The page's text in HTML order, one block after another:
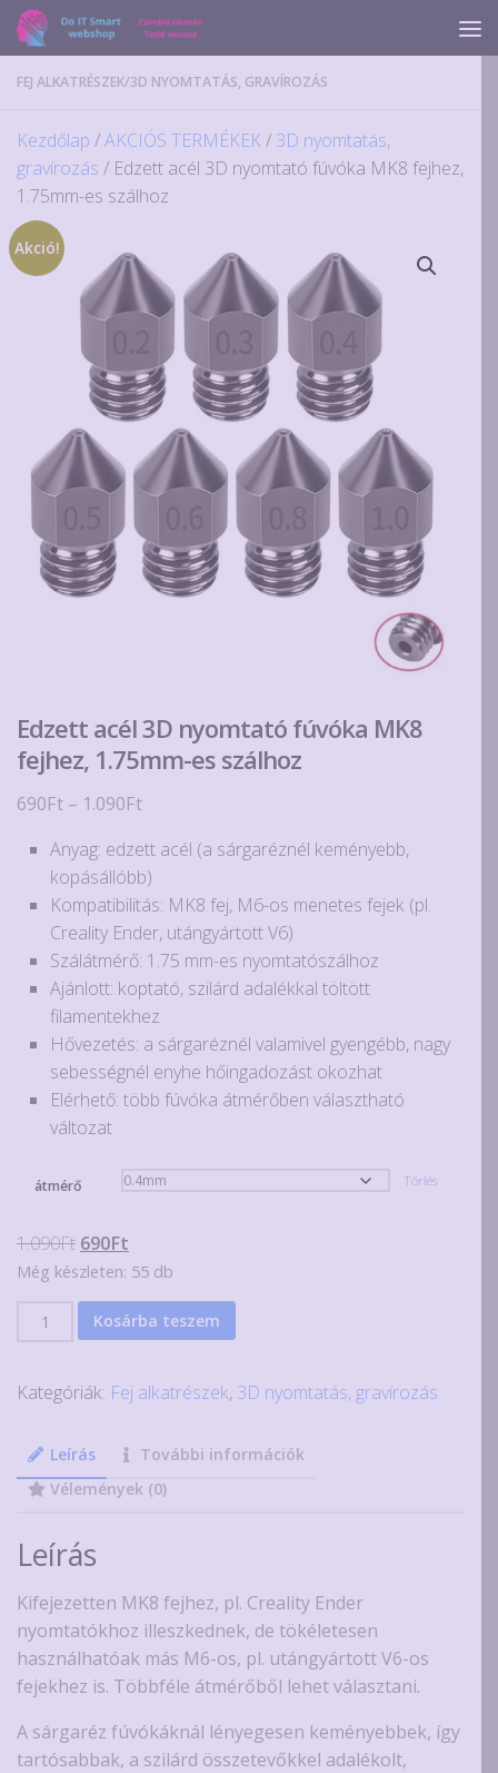
Skip to content
FEJ ALKATRÉSZEK/3D NYOMTATÁS, GRAVÍROZÁS
Kezdőlap /AKCIÓS TERMÉKEK/ 3D nyomtatás,
gravírozás / Edzett acél 3D nyomtató fúvóka MK8 fejhez,
1.75mm-es szálhoz
Akció!
Edzett acél 3D nyomtató fúvóka MK8
fejhez, 1.75mm-es szálhoz
690Ft – 1.090FtÁrtartomány:
-
1.090Ft
Anyag: edzett acél (a sárgaréznél keményebb,
kopásállóbb)
Kompatibilitás: MK8 fej, M6-os menetes fejek (pl.
Creality Ender, utángyártott V6)
Szálátmérő: 1.75 mm-es nyomtatószálhoz
Ajánlott: koptató, szilárd adalékkal töltött
filamentekhez
Hővezetés: a sárgaréznél valamivel gyengébb, nagy
sebességnél enyhe hőingadozást okozhat
Elérhető: több fúvóka átmérőben választható
változat
átmérő Törlés
1.090Ft Original
price
was:
1.090Ft.
690Ft
price
is:
690Ft.
Még készleten: 55 db
Edzett
nyomtató
MK8
fejhez,
szálhoz
mennyiség
Kosárba teszem
Kategóriák: Fej alkatrészek, 3D nyomtatás, gravírozás
Leírás
További információk
Vélemények (0)
Leírás
Kifejezetten MK8 fejhez, pl. Creality Ender
nyomtatókhoz illeszkednek, de tökéletesen
használhatóak más M6-os, pl. utángyártott V6-os
fejekhez is. Többféle átmérőből lehet választani.
A sárgaréz fúvókáknál lényegesen keményebbek, így
tartósabbak, a szilárd összetevőkkel adalékolt,